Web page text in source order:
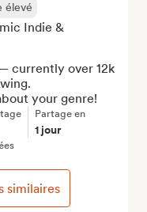
élevé
Indie &
currently over 12k
your genre!
Partage en
1 jour
similaires